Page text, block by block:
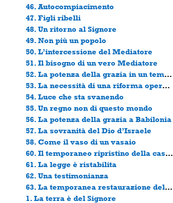
46. Autocompiacimento
47. Figli ribelli
48. Un ritorno al Signore
49. Non più un popolo
50. L’intercessione del Mediatore
51. Il bisogno di un vero Mediatore
52. La potenza della grazia in un tempo di giudizio
53. La necessità di una riforma operata dallo Spirito
54. Luce che sta svanendo
55. Un regno non di questo mondo
56. La potenza della grazia a Babilonia
57. La sovranità del Dio d’Israele
58. Come il vaso di un vasaio
60. Il temporaneo ripristino della casa del Signore
61. La legge è ristabilita
62. Una testimonianza
63. La temporanea restaurazione della città di Dio
1. La terra è del Signore